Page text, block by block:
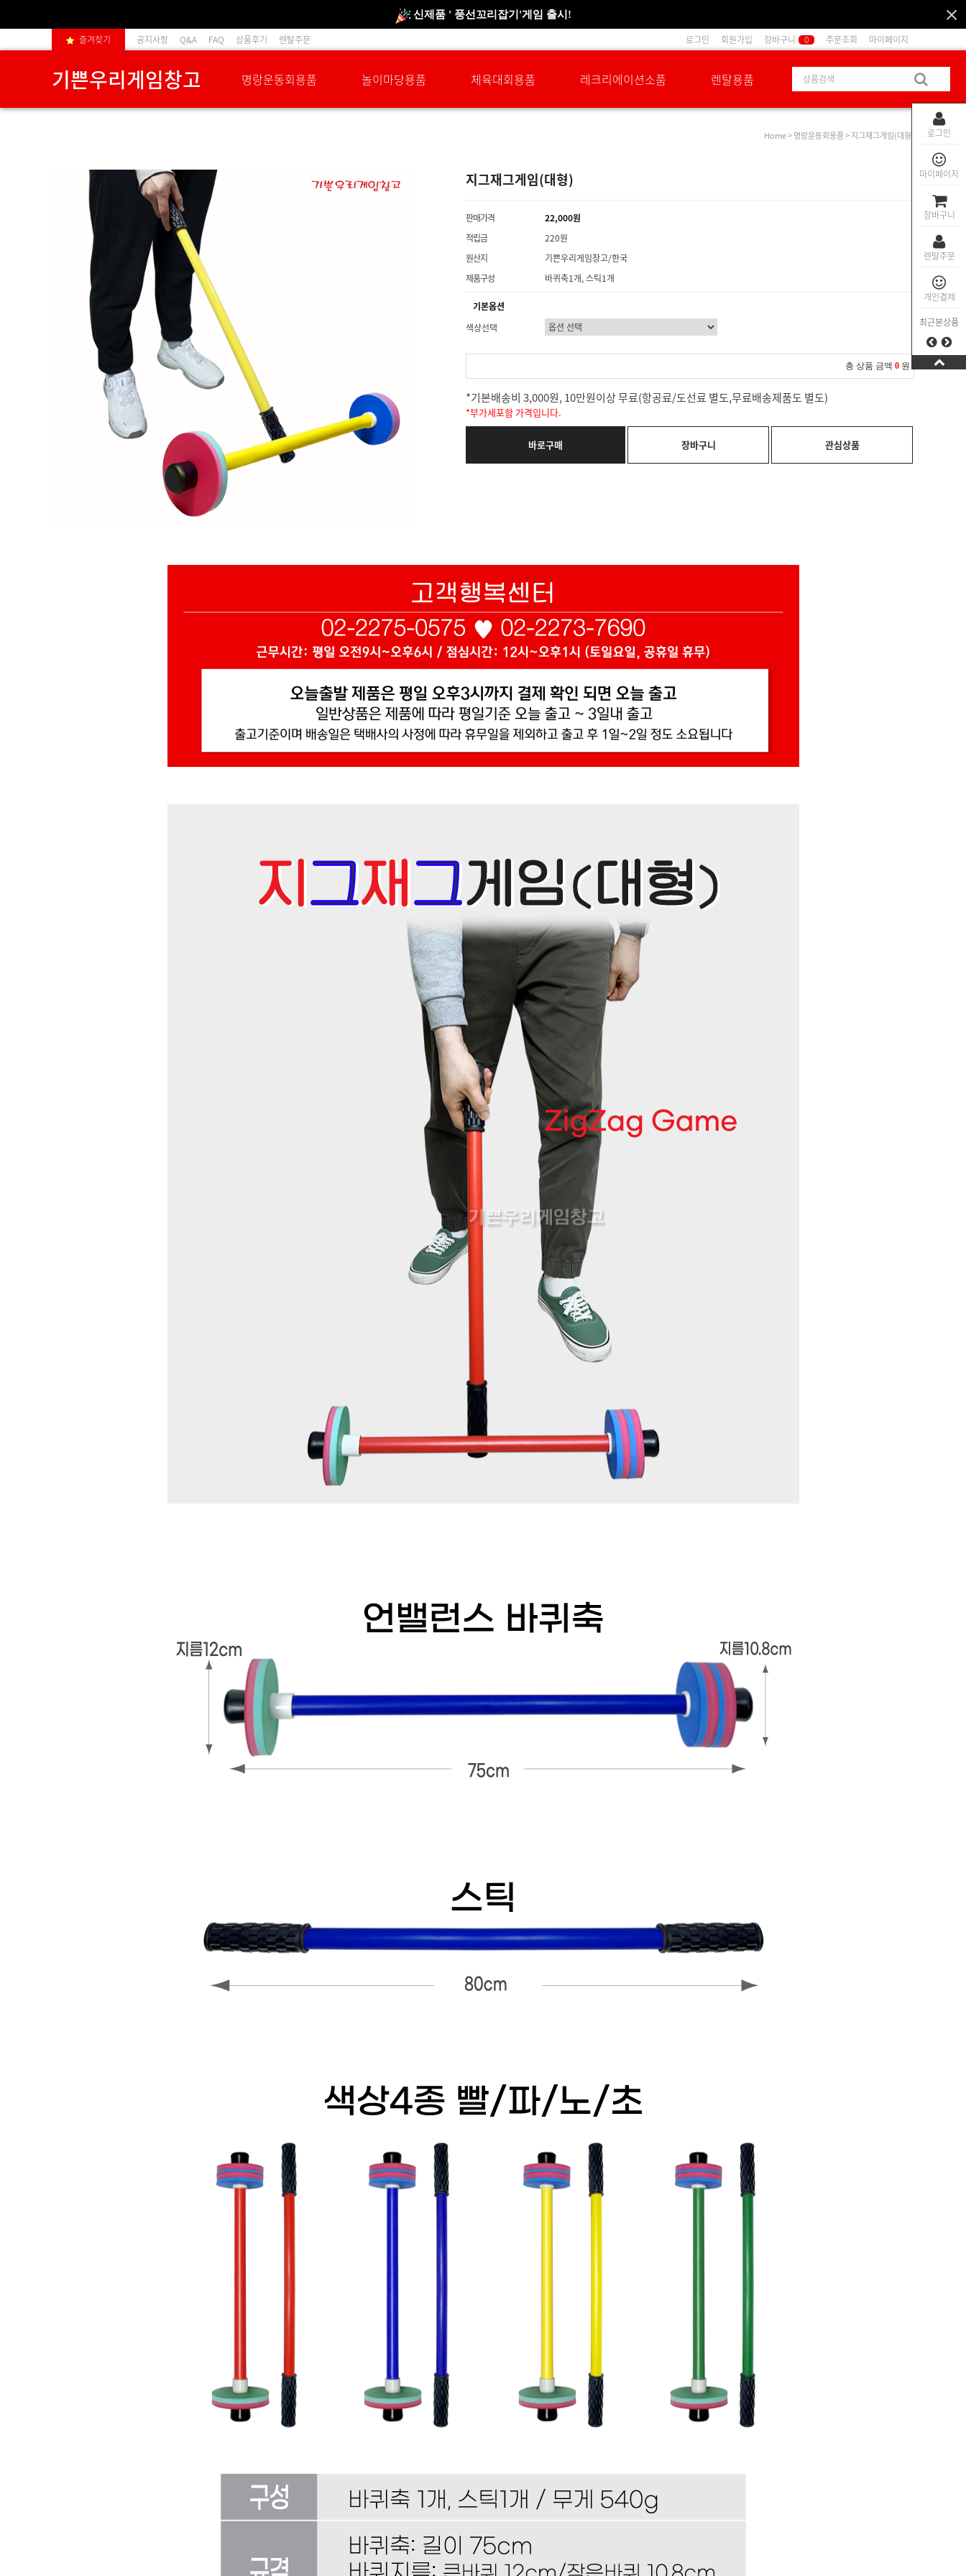
신규회원 HAPPY EVENT 적립금 5,000원 증정
❤ 신제품 ' 컬링&볼링 ' 출시! ❤
로그인
마이페이지
장바구니
렌탈주문
개인결제
최근본상품
즐겨찾기 공지사항 Q&A FAQ 상품후기 렌탈주문 로그인 회원가입 장바구니 0 주문조회 마이페이지
기쁜우리게임창고 명랑운동회용품 놀이마당용품 체육대회용품 레크리에이션소품 렌탈용품
Home>명랑운동회용품> 지그재그게임(대형)
지그재그게임(대형)
판매가격
22,000원
적립금
220원
원산지
기쁜우리게임창고/한국
제품구성
바퀴축1개, 스틱1개
기본옵션
색상선택
총 상품 금액 0 원
*기본배송비 3,000원, 10만원이상 무료(항공료/도선료 별도,무료배송제품도 별도)
*부가세포함 가격입니다.
바로구매 장바구니 관심상품